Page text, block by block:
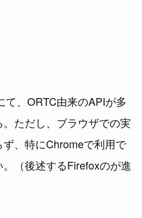
て、ORTC由来のAPIが多
ただし、ブラウザでの実
、特にChromeで利用で
（後述するFirefoxのが進